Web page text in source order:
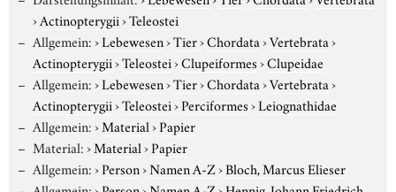
›Actinopterygii›Teleostei
Allgemein:›Lebewesen›Tier›Chordata›Vertebrata›
Actinopterygii›Teleostei›Clupeiformes›Clupeidae
Allgemein:›Lebewesen›Tier›Chordata›Vertebrata›
Actinopterygii›Teleostei›Perciformes›Leiognathidae
Allgemein:›Material›Papier
Material:›Material›Papier
Allgemein:›Person›Namen A-Z›Bloch, Marcus Elieser